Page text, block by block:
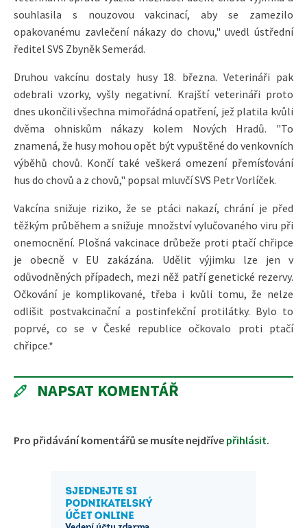
souhlasila s nouzovou vakcinací, aby se zamezilo
opakovanému zavlečení nákazy do chovu," uvedl ústřední
ředitel SVS Zbyněk Semerád.
Druhou vakcínu dostaly husy 18. března. Veterináři pak
odebrali vzorky, vyšly negativní. Krajští veterináři proto
dnes ukončili všechna mimořádná opatření, jež platila kvůli
dvěma ohniskům nákazy kolem Nových Hradů. "To
znamená, že husy mohou opět být vypuštěné do venkovních
výběhů chovů. Končí také veškerá omezení přemísťování
hus do chovů a z chovů," popsal mluvčí SVS Petr Vorlíček.
Vakcína snižuje riziko, že se ptáci nakazí, chrání je před
těžkým průběhem a snižuje množství vylučovaného viru při
onemocnění. Plošná vakcinace drůbeže proti ptačí chřipce
je obecně v EU zakázána. Udělit výjimku lze jen v
odůvodněných případech, mezi něž patří genetické rezervy.
Očkování je komplikované, třeba i kvůli tomu, že nelze
odlišit postvakcinační a postinfekční protilátky. Bylo to
poprvé, co se v České republice očkovalo proti ptačí
chřipce.*
NAPSAT KOMENTÁŘ
Pro přidávání komentářů se musíte nejdříve přihlásit.